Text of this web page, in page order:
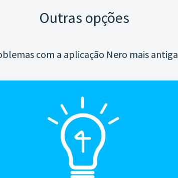
Outras opções
com a aplicação Nero mais antiga